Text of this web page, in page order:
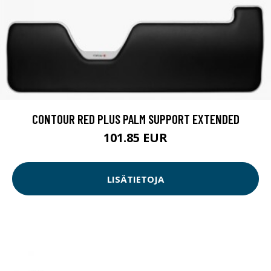
CONTOUR RED PLUS PALM SUPPORT EXTENDED
101.85 EUR
LISÄTIETOJA